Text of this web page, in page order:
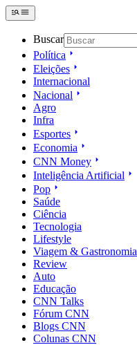
Buscar
Política
Eleições
Internacional
Nacional
Agro
Infra
Esportes
Economia
CNN Money
Inteligência Artificial
Pop
Saúde
Ciência
Tecnologia
Lifestyle
Viagem & Gastronomia
Review
Auto
Educação
CNN Talks
Fórum CNN
Blogs CNN
Colunas CNN